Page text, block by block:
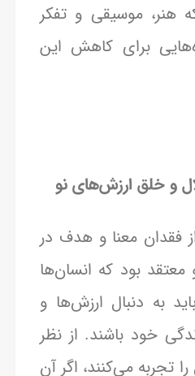
هنر، موسیقی و تفکر
برای کاهش این
و خلق ارزش‌های نو
فقدان معنا و هدف در
بود که انسان‌ها
به دنبال ارزش‌ها و
خود باشند. از نظر
تجربه می‌کنند، اگر آن